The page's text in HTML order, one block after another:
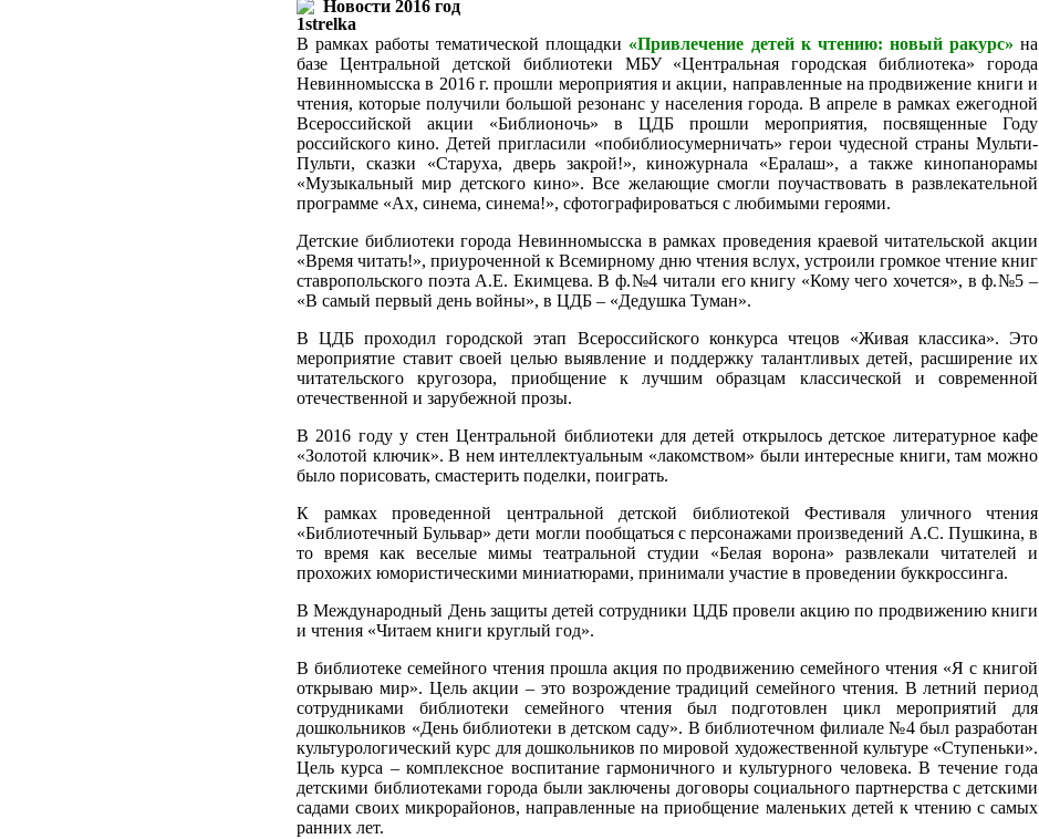
Новости 2016 год
В рамках работы тематической площадки «Привлечение детей к чтению: новый ракурс»на
базе
Центральной детской библиотеки МБУ «Центральная городская библиотека» города
Невинномысска в 2016 г. прошли мероприятия и акции, направленные на продвижение книги и
чтения, которые получили большой резонанс у населения города. В апреле в рамках ежегодной
Всероссийской акции «Библионочь» в ЦДБ прошли мероприятия, посвященные Году
российского кино. Детей пригласили «побиблиосумерничать» герои чудесной страны Мульти-
Пульти, сказки «Старуха, дверь закрой!», киножурнала «Ералаш», а также кинопанорамы
«Музыкальный мир детского кино». Все желающие смогли поучаствовать в развлекательной
программе «Ах, синема, синема!», сфотографироваться с любимыми героями.
Детские библиотеки города Невинномысска в рамках проведения краевой читательской акции
«Время читать!», приуроченной к Всемирному дню чтения вслух, устроили громкое чтение книг
ставропольского поэта А.Е. Екимцева. В ф.№4 читали его книгу «Кому чего хочется», в ф.№5 –
«В самый первый день войны», в ЦДБ – «Дедушка Туман».
В ЦДБ проходил городской этап Всероссийского конкурса чтецов «Живая классика». Это
мероприятие ставит своей целью выявление и поддержку талантливых детей, расширение их
читательского кругозора, приобщение к лучшим образцам классической и современной
отечественной и зарубежной прозы.
В 2016 году у стен Центральной библиотеки для детей открылось детское литературное кафе
«Золотой ключик». В нем интеллектуальным «лакомством» были интересные книги, там можно
было порисовать, смастерить поделки, поиграть.
К рамках проведенной центральной детской библиотекой Фестиваля уличного чтения
«Библиотечный Бульвар» дети могли пообщаться с персонажами произведений А.С. Пушкина, в
то время как веселые мимы театральной студии «Белая ворона» развлекали читателей и
прохожих юмористическими миниатюрами, принимали участие в проведении буккроссинга.
В Международный День защиты детей сотрудники ЦДБ провели акцию по продвижению книги
и чтения «Читаем книги круглый год».
В библиотеке семейного чтения прошла акция по продвижению семейного чтения «Я с книгой
открываю мир». Цель акции – это возрождение традиций семейного чтения. В летний период
сотрудниками библиотеки семейного чтения был подготовлен цикл мероприятий для
дошкольников «День библиотеки в детском саду». В библиотечном филиале №4 был разработан
культурологический курс для дошкольников по мировой художественной культуре «Ступеньки».
Цель курса – комплексное воспитание гармоничного и культурного человека. В течение года
детскими библиотеками города были заключены договоры социального партнерства с детскими
садами своих микрорайонов, направленные на приобщение маленьких детей к чтению с самых
ранних лет.